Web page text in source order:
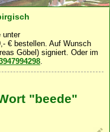
unter
€ bestellen. Auf Wunsch
Göbel) signiert. Oder im
.
"beede"